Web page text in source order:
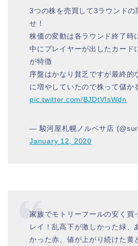
3つの株を売買して3ラウンドの
せ！
株価の変動は各ラウンド終了時
中にプレイヤーが出したカード
が特徴
序盤はかなり貧乏ですが最終的
に増やしていたので株って儲か
pic.twitter.com/BJDtVIsWdn
— 駿河屋札幌ノルベサ店
January 12, 2020
家族でモトリーフールの安く買
レイ！乱高下が激しかった緑、
かった赤、値が上がり続けた黄